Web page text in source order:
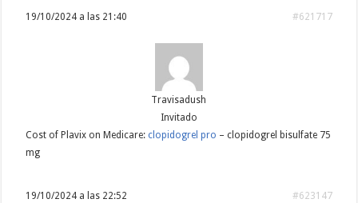
19/10/2024 a las 21:40 #621717
Travisadush
Invitado
Cost of Plavix on Medicare:clopidogrel pro – clopidogrel bisulfate 75
mg
19/10/2024 a las 22:52 #623147